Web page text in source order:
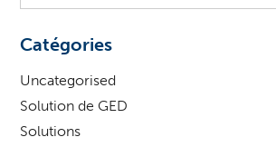
vous
Catégories
Uncategorised
Solution de GED
Solutions